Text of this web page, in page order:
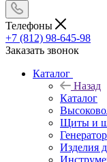
Телефоны
+7 (812) 98-645-98
Заказать звонок
Каталог
Назад
Каталог
Щиты и
Изделия